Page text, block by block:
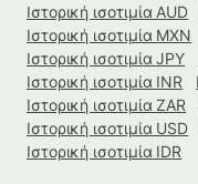
Ιστορική ισοτιμία AUD
Ιστορική ισοτιμία MXN
Ιστορική ισοτιμία JPY
Ιστορική ισοτιμία INR
Ιστορική ισοτιμία ZAR
Ιστορική ισοτιμία USD
Ιστορική ισοτιμία IDR